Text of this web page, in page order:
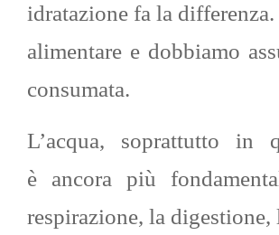
idratazione fa la
alimentare e dobbiamo
consumata.
L’acqua, soprattutto in
è ancora più
respirazione, la